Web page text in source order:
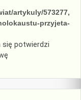
artykuly/573277,
przyjeta-
się potwierdzi